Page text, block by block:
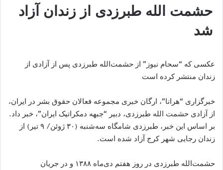
حشمت الله طبرزدی از زندان آزاد
شد
عکسی که “سحام نیوز” از حشمت‌الله طبرزدی پس از آزادی از
زندان منتشر کرده است
خبرگزاری “هرانا”، ارگان خبری مجموعه فعالان حقوق بشر در ایران،
از آزادی حشمت الله طبرزدی، دبیر “جبهه دمکراتیک ایران”، خبر داد.
بر اساس این خبر، طبرزدی شامگاه سه‌شنبه (۳۰ ژوئن/ ۹ تیر) از
زندان رجایی شهر کرج آزاد شده است.
حشمت‌الله طبرزدی در روز هفتم دی‌ماه ۱۳۸۸ و در جریان